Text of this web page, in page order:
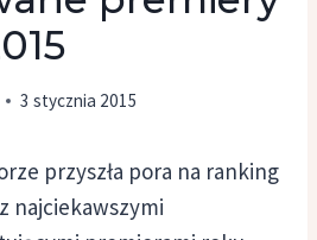
3 stycznia 2015
przyszła pora na ranking
najciekawszymi